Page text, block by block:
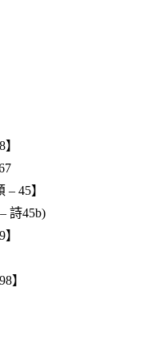
– 45】
詩45b)
】